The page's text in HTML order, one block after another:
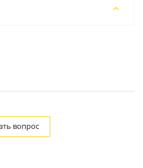
вопрос